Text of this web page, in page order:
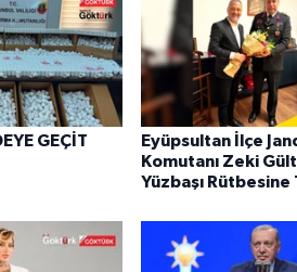
GEÇİT
Eyüpsultan İlçe
Komutanı Zeki
Yüzbaşı